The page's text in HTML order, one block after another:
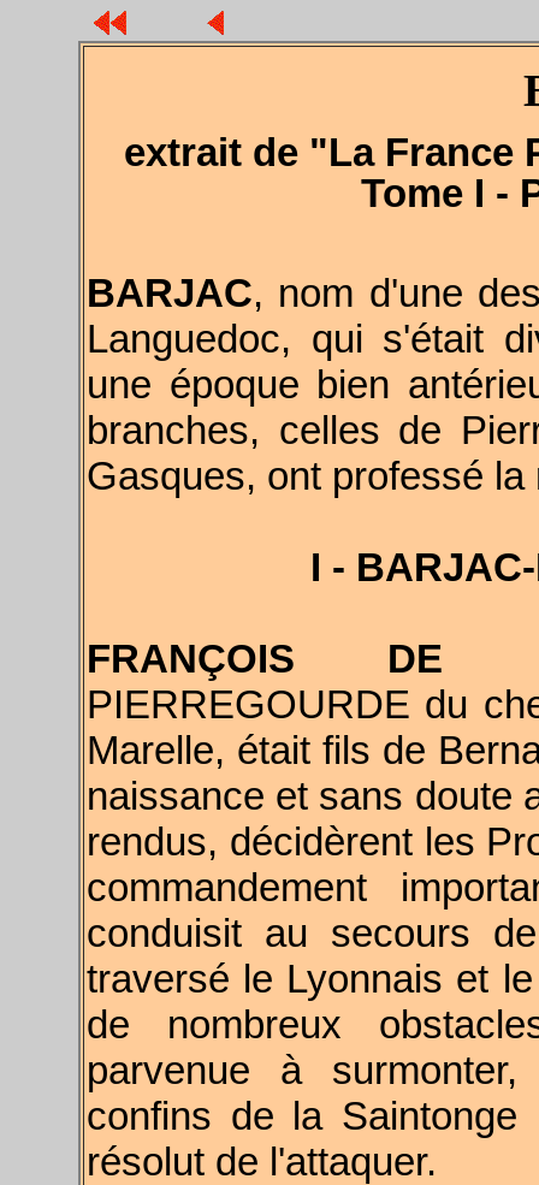
extrait de "La France
Tome I -
BARJAC, nom d'une
Languedoc, qui s'était
une époque bien
branches, celles de
Gasques, ont professé la
I -
FRANÇOIS DE
PIERREGOURDE du
Marelle, était fils de
naissance et sans doute
rendus, décidèrent les
commandement
conduisit au secours
traversé le Lyonnais et
de nombreux
parvenue à
confins de la
résolut de l'attaquer.